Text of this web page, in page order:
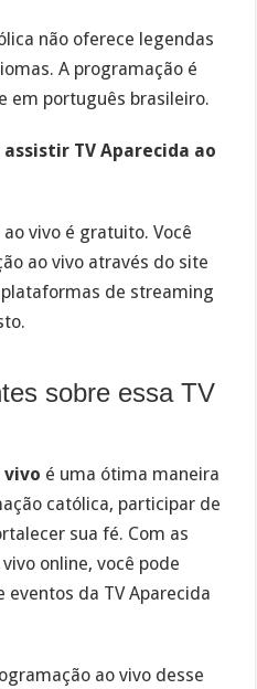
não oferece legendas
A programação é
em português brasileiro.
assistir TV Aparecida ao
vivo é gratuito. Você
ao vivo através do site
de streaming
sobre essa TV
vivo é uma ótima maneira
católica, participar de
sua fé. Com as
online, você pode
da TV Aparecida
ao vivo desse